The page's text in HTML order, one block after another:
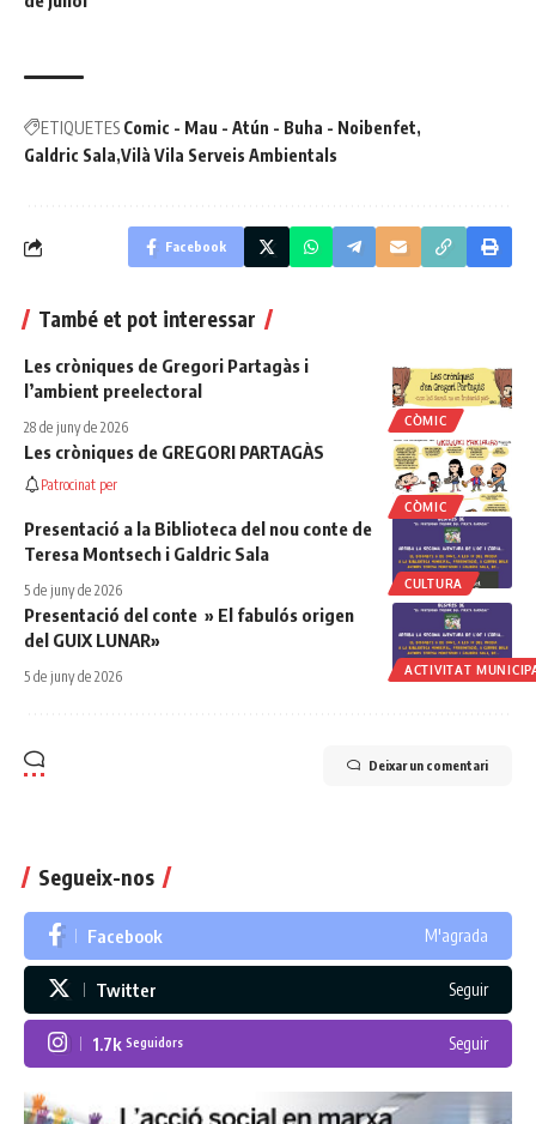
ETIQUETES Comic - Mau - Atún - Buha - Noibenfet
Galdric Sala Vilà Vila Serveis Ambientals
Facebook
També et pot interessar
CÒMIC
Les cròniques de Gregori Partagàs i
l’ambient preelectoral
28 de juny de 2026
CÒMIC
Les cròniques de GREGORI PARTAGÀS
Patrocinat per
CULTURA
Presentació a la Biblioteca del nou conte de
Teresa Montsech i Galdric Sala
5 de juny de 2026
ACTIVITAT
Presentació del conte » El fabulós origen
del GUIX LUNAR»
5 de juny de 2026
Deixar un comentari
Segueix-nos
Facebook M'agrada
Twitter Seguir
1.7k Seguidors Seguir